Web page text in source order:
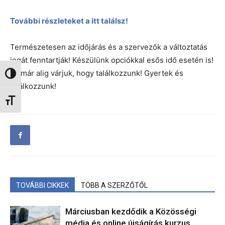
Nagy kontraszt váltása
Betűméret váltása
További részleteket a itt találsz!
Természetesen az időjárás és a szervezők a változtatás
jogát fenntartják! Készülünk opciókkal esős idő esetén is!
Mi már alig várjuk, hogy találkozzunk! Gyertek és
találkozzunk!
TOVÁBBI CIKKEK TÖBB A SZERZŐTŐL
Márciusban kezdődik a Közösségi
média és online újságírás kurzus